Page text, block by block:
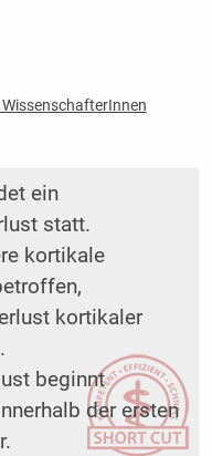
ein
statt.
kortikale
­kortikaler
beginnt
der ersten